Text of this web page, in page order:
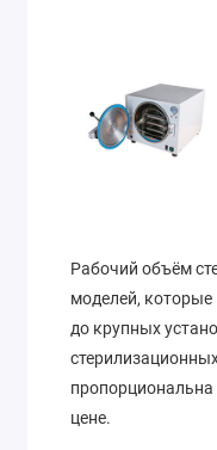
Рабочий объём
моделей, которые
до крупных
пропорциональна
цене.